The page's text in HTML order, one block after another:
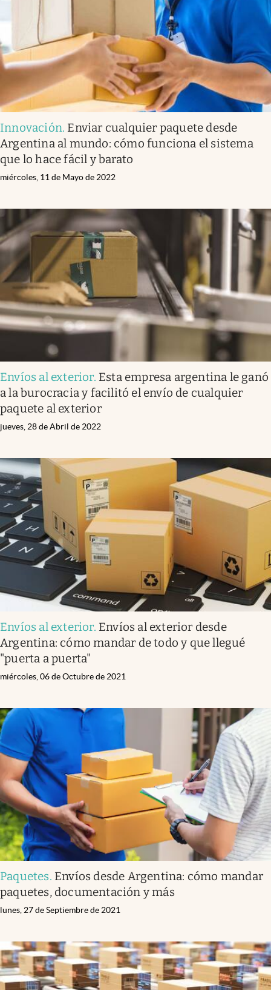
Innovación. Enviar cualquier paquete desde
Argentina al mundo: cómo funciona el sistema
que lo hace fácil y barato
miércoles, 11 de Mayo de 2022
Envíos al exterior. Esta empresa argentina le ganó
a la burocracia y facilitó el envío de cualquier
paquete al exterior
jueves, 28 de Abril de 2022
Envíos al exterior. Envíos al exterior desde
Argentina: cómo mandar de todo y que llegué
"puerta a puerta"
miércoles, 06 de Octubre de 2021
Paquetes. Envíos desde Argentina: cómo mandar
paquetes, documentación y más
lunes, 27 de Septiembre de 2021